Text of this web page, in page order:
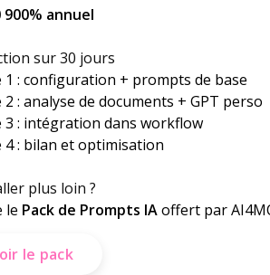
900% annuel
sur 30 jours
1 : configuration + prompts de base
2 : analyse de documents + GPT perso
3 : intégration dans workflow
4 : bilan et optimisation
plus loin ?
le Pack de Prompts IAoffert par
le pack